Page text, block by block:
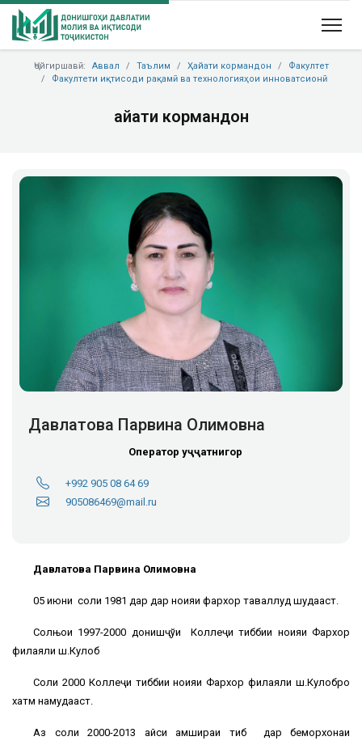
Ҷойгиршавӣ: Аввал Таълим Ҳайати кормандон
Факултет
Факултети иқтисоди рақамӣ ва технологияҳои инноватсионӣ
Ҳайати кормандон
Давлатова Парвина Олимовна
Оператор ҳуҷҷатнигор
+992 905 08 64 69
905086469@mail.ru
Давлатова Парвина Олимовна
05 июни соли 1981 дар дар ноҳияи фархор таваллуд шудааст.
Солњои 1997-2000 донишҷўи Коллеҷи тиббии ноҳияи Фархор
филаяли ш.Кулоб
Соли 2000 Коллеҷи тиббии ноҳияи Фархор филаяли ш.Кулобро
хатм намудааст.
Аз соли 2000-2013 ҳайси ҳамшираи тиб дар беморхонаи